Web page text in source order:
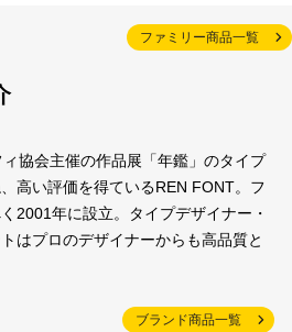
ファミリー商品一覧
協会主催の作品展「年鑑」のタイプ
高い評価を得ているREN FONT。フ
2001年に設立。タイプデザイナー・
はプロのデザイナーからも高品質と
ブランド商品一覧